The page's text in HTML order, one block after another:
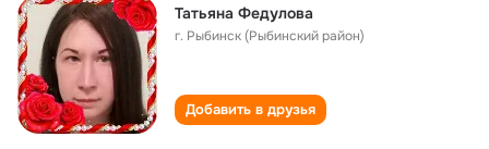
Татьяна Федулова
г. Рыбинск (Рыбинский район)
Добавить в друзья